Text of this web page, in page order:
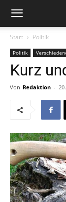
Start Politik
Politik
Kurz
Von Redaktion -